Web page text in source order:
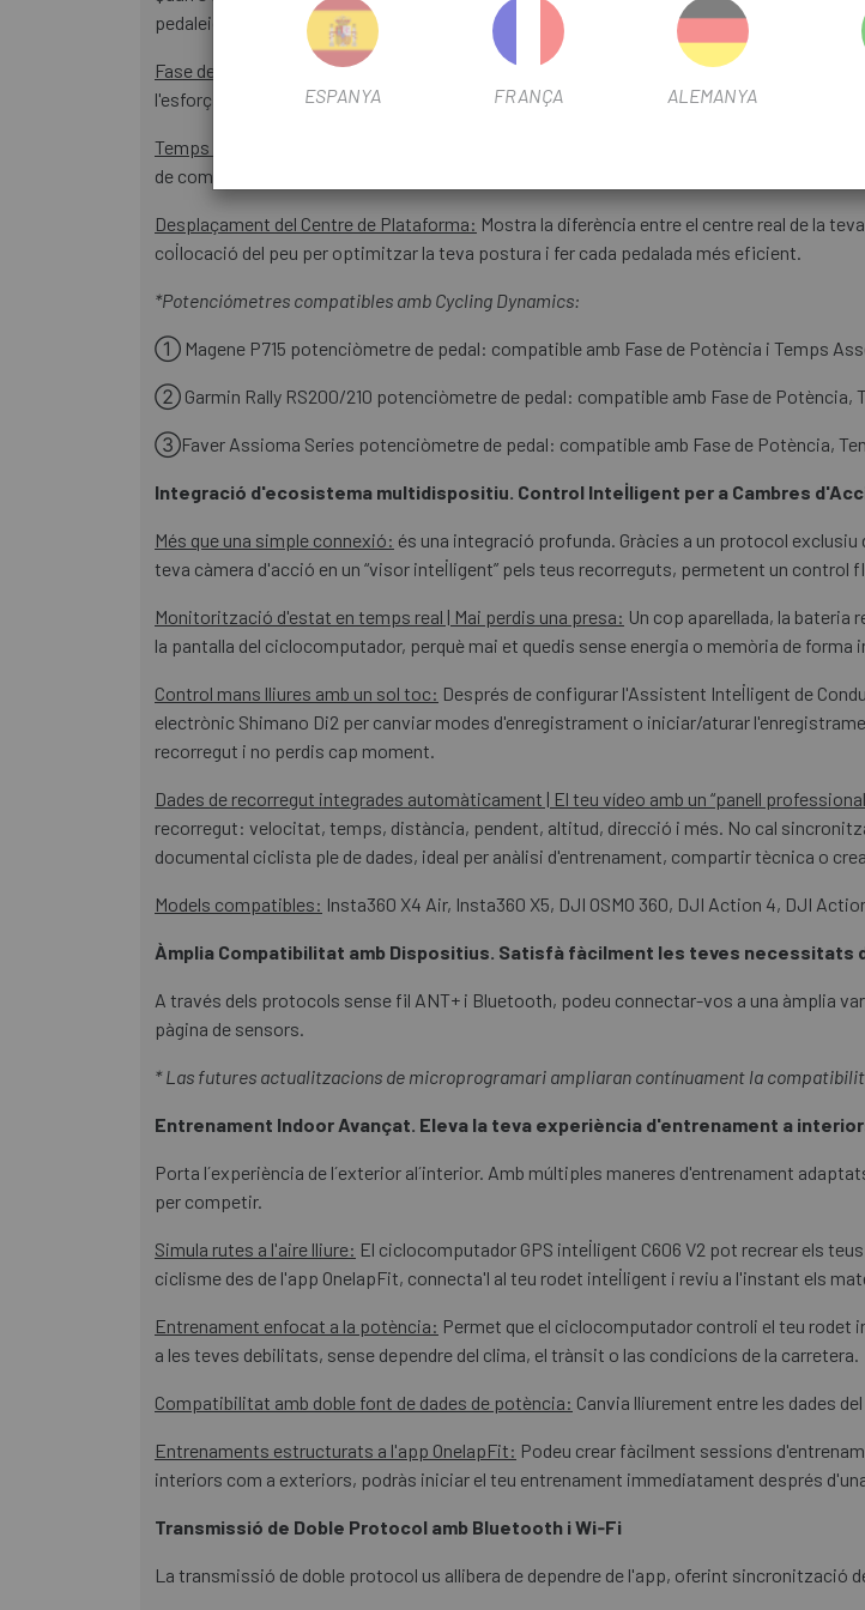
pedaleig i reduir el risc de lesions.
Fase de Potència (Power Phase):
Registra els angles de parell màxim i de parell positiu
l'esforç desaprofitat i maximitzar el lliurament de potència.
Temps Assegut vs. De Peu:
Detecta automàticament si estàs pedalejant assegut o
de com es distribueix el teu esforç.
Desplaçament del Centre de Plataforma: Mostra la diferència entre el centre real de la
col·locació del peu per optimitzar la teva postura i fer cada pedalada més eficient.
*Potenciómetres compatibles amb Cycling Dynamics:
① Magene P715 potenciòmetre de pedal: compatible amb Fase de Potència i Temps
② Garmin Rally RS200/210 potenciòmetre de pedal: compatible amb Fase de Potència,
③Faver Assioma Series potenciòmetre de pedal: compatible amb Fase de Potència,
Integració d'ecosistema multidispositiu. Control Intel·ligent per a Cambres
Més que una simple connexió: és una integració profunda. Gràcies a un protocol
teva càmera d'acció en un “visor intel·ligent” pels teus recorreguts, permetent un control
Monitorització d'estat en temps real | Mai perdis una presa: Un cop aparellada, la
la pantalla del ciclocomputador, perquè mai et quedis sense energia o memòria de forma
Control mans lliures amb un sol toc: Després de configurar l'Assistent Intel·ligent de
electrònic Shimano Di2 per canviar modes d'enregistrament o iniciar/aturar
recorregut i no perdis cap moment.
Dades de recorregut integrades automàticament | El teu vídeo amb un “panell
recorregut: velocitat, temps, distància, pendent, altitud, direcció i més. No cal
documental ciclista ple de dades, ideal per anàlisi d'entrenament, compartir tècnica o
Models compatibles: Insta360 X4 Air, Insta360 X5, DJI OSMO 360, DJI Action 4, DJI
Àmplia Compatibilitat amb Dispositius. Satisfà fàcilment les teves necessitats
A través dels protocols sense fil ANT+ i Bluetooth, podeu connectar-vos a una àmplia
pàgina de sensors.
* Las futures actualitzacions de microprogramari ampliaran contínuament la
Entrenament Indoor Avançat. Eleva la teva experiència d'entrenament a
Porta l´experiència de l´exterior al´interior. Amb múltiples maneres d'entrenament
per competir.
Simula rutes a l'aire lliure: El ciclocomputador GPS intel·ligent C606 V2 pot recrear els
ciclisme des de l'app OnelapFit, connecta'l al teu rodet intel·ligent i reviu a l'instant els
Entrenament enfocat a la potència: Permet que el ciclocomputador controli el teu rodet
a les teves debilitats, sense dependre del clima, el trànsit o las condicions de la carretera.
Compatibilitat amb doble font de dades de potència: Canvia lliurement entre les dades
Entrenaments estructurats a l'app OnelapFit: Podeu crear fàcilment sessions
interiors com a exteriors, podràs iniciar el teu entrenament immediatament després
Transmissió de Doble Protocol amb Bluetooth i Wi‑Fi
La transmissió de doble protocol us allibera de dependre de l'app, oferint sincronització
ESPANYA FRANÇA ALEMANYA